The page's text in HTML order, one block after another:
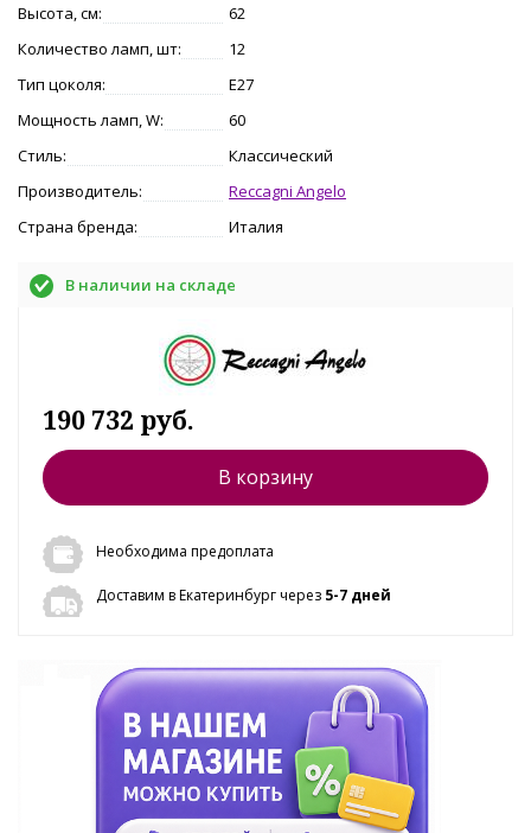
Высота, см:
62
Количество ламп, шт:
12
Тип цоколя:
E27
Мощность ламп, W:
60
Стиль:
Классический
Производитель:
Reccagni Angelo
Страна бренда:
Италия
В наличии на складе
190 732 руб.
В корзину
Необходима предоплата
Доставим в Екатеринбург через 5-7 дней